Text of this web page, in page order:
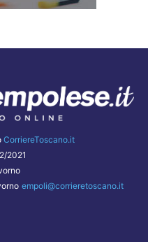
CorriereToscano.it
2021
empoli@corrieretoscano.it